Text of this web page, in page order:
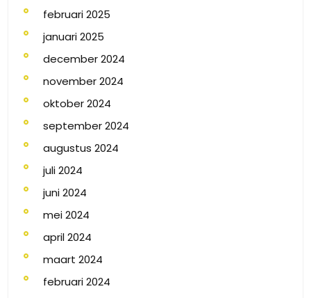
februari 2025
januari 2025
december 2024
november 2024
oktober 2024
september 2024
augustus 2024
juli 2024
juni 2024
mei 2024
april 2024
maart 2024
februari 2024